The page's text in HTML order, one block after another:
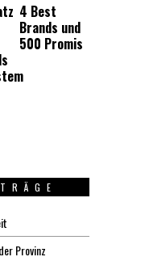
4 Best
Brands und
500 Promis
Provinz